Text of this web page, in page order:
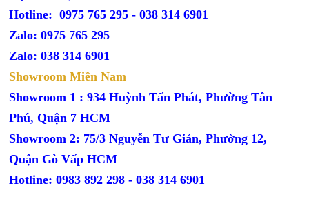
Hotline: 0975 765 295 -038 314 6901
Zalo: 0975 765 295
Zalo: 038 314 6901
Showroom Miền Nam
Showroom 1 : 934 Huỳnh Tấn Phát, Phường Tân
Phú, Quận 7 HCM
Showroom 2: 75/3 Nguyễn Tư Giản, Phường 12,
Quận Gò Vấp HCM
Hotline: 0983 892 298 - 038 314 6901